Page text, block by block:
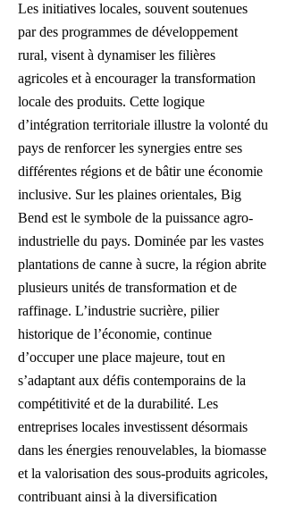
Les initiatives locales, souvent soutenues
par des programmes de développement
rural, visent à dynamiser les filières
agricoles et à encourager la transformation
locale des produits. Cette logique
d’intégration territoriale illustre la volonté du
pays de renforcer les synergies entre ses
différentes régions et de bâtir une économie
inclusive. Sur les plaines orientales, Big
Bend est le symbole de la puissance agro-
industrielle du pays. Dominée par les vastes
plantations de canne à sucre, la région abrite
plusieurs unités de transformation et de
raffinage. L’industrie sucrière, pilier
historique de l’économie, continue
d’occuper une place majeure, tout en
s’adaptant aux défis contemporains de la
compétitivité et de la durabilité. Les
entreprises locales investissent désormais
dans les énergies renouvelables, la biomasse
et la valorisation des sous-produits agricoles,
contribuant ainsi à la diversification